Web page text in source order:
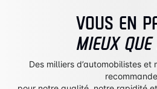
VOUS EN
MIEUX
Des milliers d’automobilistes et